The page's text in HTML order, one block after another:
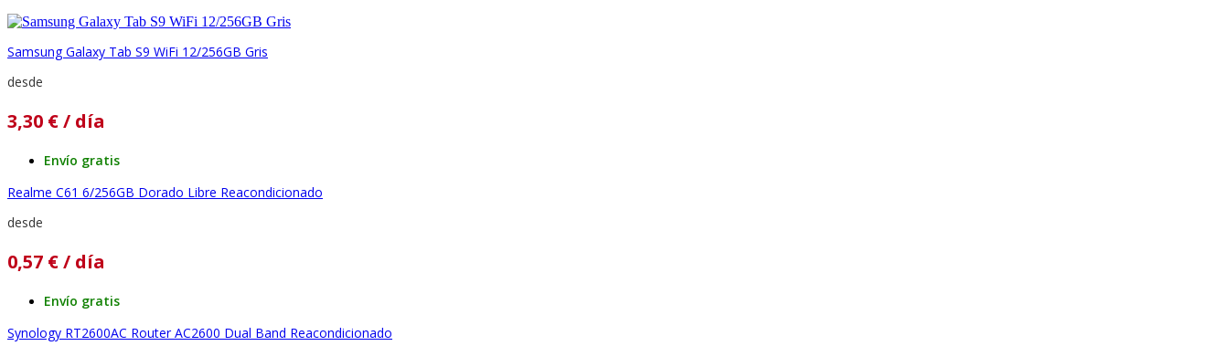
Samsung Galaxy Tab S9 WiFi 12/256GB Gris
desde
3,30 €/ día
Envío gratis
Realme C61 6/256GB Dorado Libre Reacondicionado
desde
0,57 €/ día
Envío gratis
Synology RT2600AC Router AC2600 Dual Band Reacondicionado